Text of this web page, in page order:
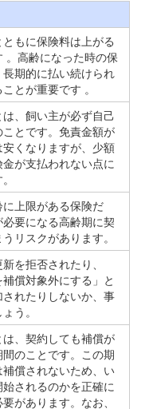
もに保険料は上がる
。高齢になった時の保
期的に払い続けられ
とが重要です 。
は、飼い主が必ず自己
とです。免責金額が
くなりますが、少額
が支払われない点に
上限がある保険だ
要になる高齢期に契
リスクがあります。
を拒否されたり、
補償対象外にする」と
れたりしないか、事
う。
は、契約しても補償が
のことです。この期
償されないため、い
されるのかを正確に
があります。なお、